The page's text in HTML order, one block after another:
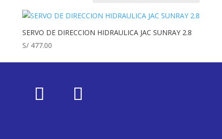
SERVO DE DIRECCION HIDRAULICA JAC SUNRAY 2.8
S/477.00